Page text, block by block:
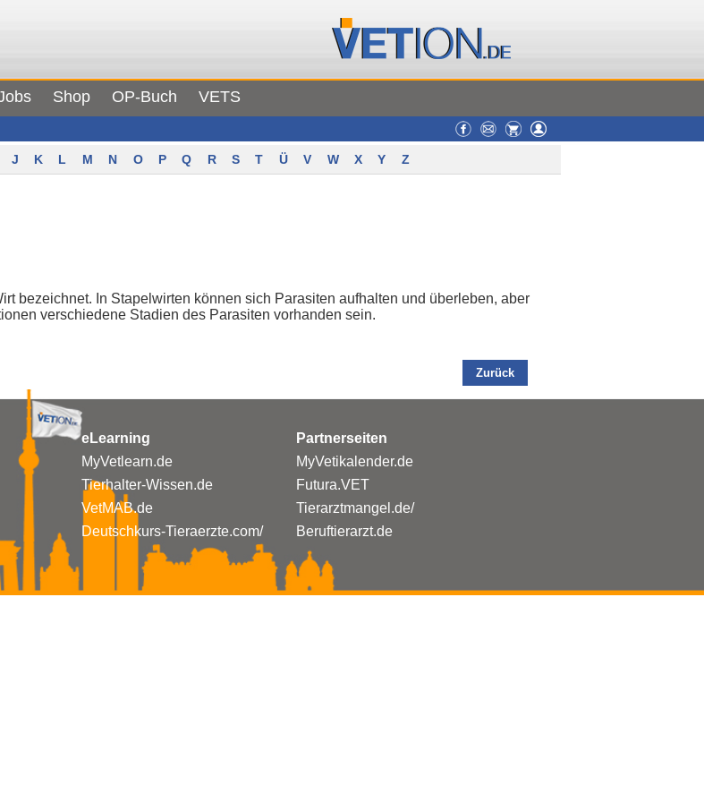
Shop OP-Buch VETS
J K L M N O P Q R S T Ü V W X Y Z
bezeichnet. In Stapelwirten können sich Parasiten aufhalten und überleben, aber
verschiedene Stadien des Parasiten vorhanden sein.
Zurück
eLearning
MyVetlearn.de
Tierhalter-Wissen.de
VetMAB.de
Deutschkurs-Tieraerzte.com/
Partnerseiten
MyVetikalender.de
Futura.VET
Tierarztmangel.de/
Beruftierarzt.de